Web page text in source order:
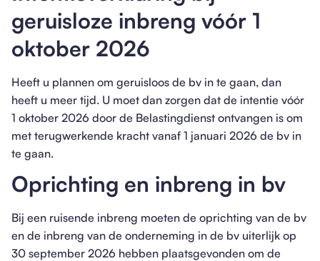
geruisloze inbreng vóór 1
oktober 2026
Heeft u plannen om geruisloos de bv in te gaan, dan
heeft u meer tijd. U moet dan zorgen dat de intentie vóór
1 oktober 2026 door de Belastingdienst ontvangen is om
met terugwerkende kracht vanaf 1 januari 2026 de bv in
te gaan.
Oprichting en inbreng in bv
Bij een ruisende inbreng moeten de oprichting van de bv
en de inbreng van de onderneming in de bv uiterlijk op
30 september 2026 hebben plaatsgevonden om de